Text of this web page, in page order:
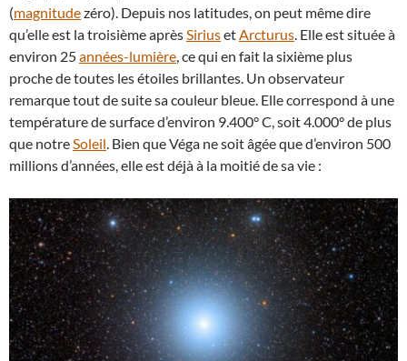
(magnitudezéro). Depuis nos latitudes, on peut même dire
qu’elle est la troisième aprèsSiriusetArcturus. Elle est située à
environ 25années-lumière, ce qui en fait la sixième plus
proche de toutes les étoiles brillantes. Un observateur
remarque tout de suite sa couleur bleue. Elle correspond à une
température de surface d’environ 9.400° C, soit 4.000° de plus
que notreSoleil. Bien que Véga ne soit âgée que d’environ 500
millions d’années, elle est déjà à la moitié de sa vie :